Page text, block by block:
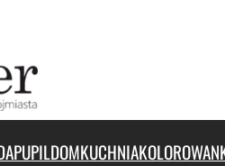
PUPILDOMKUCHNIA